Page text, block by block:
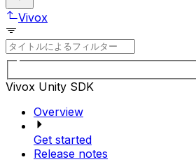
Vivox
Vivox Unity SDK
Overview
Get started
Release notes